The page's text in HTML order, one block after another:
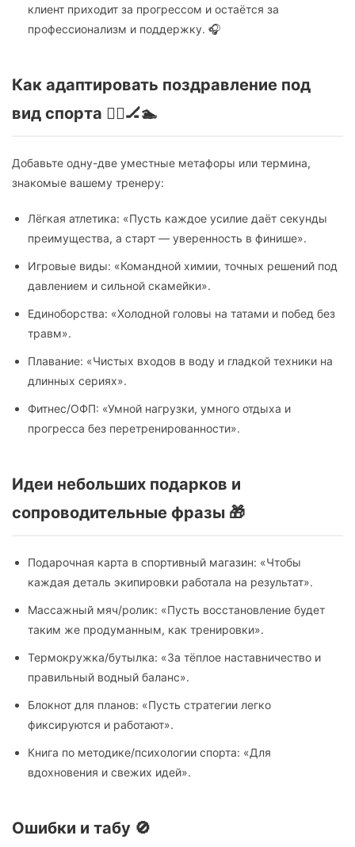
клиент приходит за прогрессом и остаётся за
профессионализм и поддержку. 🎧
Как адаптировать поздравление под
вид спорта 🏃‍♀️🏒🏊
Добавьте одну-две уместные метафоры или термина,
знакомые вашему тренеру:
Лёгкая атлетика: «Пусть каждое усилие даёт секунды
преимущества, а старт — уверенность в финише».
Игровые виды: «Командной химии, точных решений под
давлением и сильной скамейки».
Единоборства: «Холодной головы на татами и побед без
травм».
Плавание: «Чистых входов в воду и гладкой техники на
длинных сериях».
Фитнес/ОФП: «Умной нагрузки, умного отдыха и
прогресса без перетренированности».
Идеи небольших подарков и
сопроводительные фразы 🎁
Подарочная карта в спортивный магазин: «Чтобы
каждая деталь экипировки работала на результат».
Массажный мяч/ролик: «Пусть восстановление будет
таким же продуманным, как тренировки».
Термокружка/бутылка: «За тёплое наставничество и
правильный водный баланс».
Блокнот для планов: «Пусть стратегии легко
фиксируются и работают».
Книга по методике/психологии спорта: «Для
вдохновения и свежих идей».
Ошибки и табу 🚫